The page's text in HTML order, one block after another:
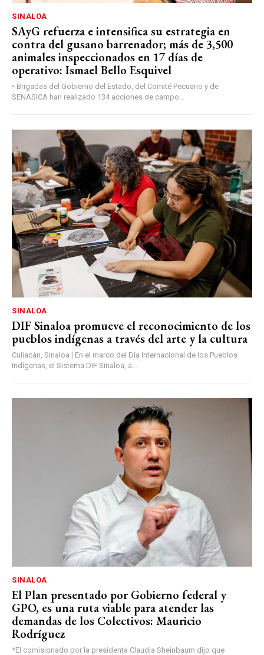
SINALOA
SAyG refuerza e intensifica su estrategia en
contra del gusano barrenador; más de 3,500
animales inspeccionados en 17 días de
operativo: Ismael Bello Esquivel
• Brigadas del Gobierno del Estado, del Comité Pecuario y de
SENASICA han realizado 134 acciones de campo...
SINALOA
DIF Sinaloa promueve el reconocimiento de los
pueblos indígenas a través del arte y la cultura
Culiacán, Sinaloa | En el marco del Día Internacional de los Pueblos
Indígenas, el Sistema DIF Sinaloa, a...
SINALOA
El Plan presentado por Gobierno federal y
GPO, es una ruta viable para atender las
demandas de los Colectivos: Mauricio
Rodríguez
*El comisionado por la presidenta Claudia Sheinbaum dijo que